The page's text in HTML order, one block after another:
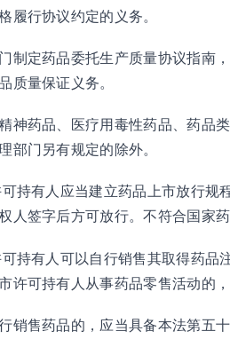
履行协议约定的义务。
制定药品委托生产质量协议指南
质量保证义务。
神药品、医疗用毒性药品、药品
部门另有规定的除外。
持有人应当建立药品上市放行规
人签字后方可放行。不符合国家
持有人可以自行销售其取得药品
许可持有人从事药品零售活动的
销售药品的，应当具备本法第五